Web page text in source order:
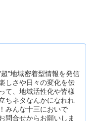
"地域密着型情報を発信
しさや日々の変化を伝
て、地域活性化や皆様
ちネタなんかになれれ
みんな十三においで
問合せからお願いしま